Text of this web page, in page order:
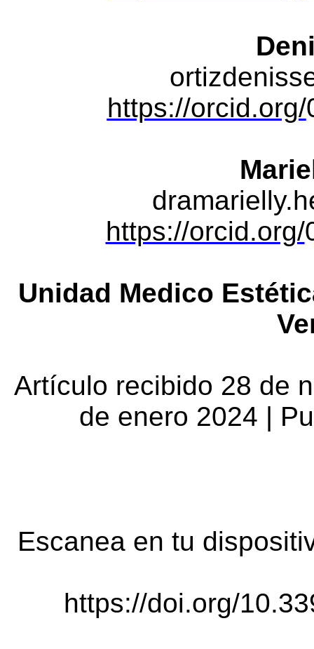
https://orcid.org/
https://orcid.org/
Unidad Medico
Artículo recibido 28 de
de enero 2024 |
Escanea en tu
https://doi.org/